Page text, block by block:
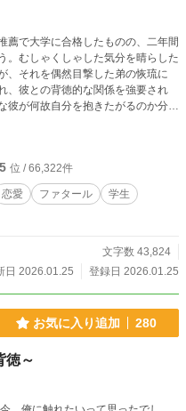
薦で大学に合格したものの、二年間
。むしゃくしゃした気分を晴らした
、それを偶然目撃した弟の恢琉に
、彼との背徳的な関係を強要され
彼が何故自分を抱きたがるのか分か
意の上とはいえ、レイプに近いハ
注意ください。
位 / 66,322件
恋愛 ファタール
学生
文字数 43,824
日 2026.01.25
登録日 2026.01.25
お気に入り追加 280
徳～